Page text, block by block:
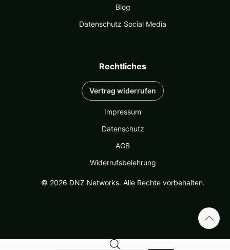
Blog
Datenschutz Social Media
Rechtliches
Vertrag widerrufen
Impressum
Datenschutz
AGB
Widerrufsbelehrung
© 2026 DNZ Networks. Alle Rechte vorbehalten.